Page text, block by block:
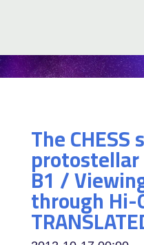
The
B1 /
through Hi-